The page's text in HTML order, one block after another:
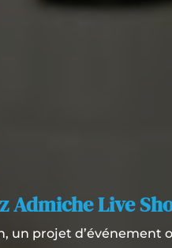
Admiche Live
un projet d’événement